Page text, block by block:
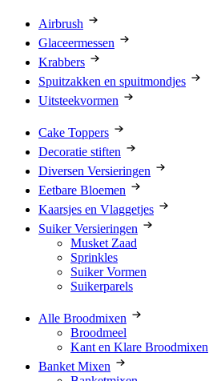
Airbrush
Glaceermessen
Krabbers
Spuitzakken en spuitmondjes
Uitsteekvormen
Cake Toppers
Decoratie stiften
Diversen Versieringen
Eetbare Bloemen
Kaarsjes en Vlaggetjes
Suiker Versieringen
Musket Zaad
Sprinkles
Suiker Vormen
Suikerparels
Alle Broodmixen
Broodmeel
Kant en Klare Broodmixen
Banket Mixen